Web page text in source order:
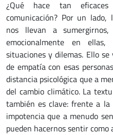
¿Qué hace tan
comunicación? Por un
nos llevan a
emocionalmente en
situaciones y dilemas. Ello
de empatía con esas
distancia psicológica que a
del cambio climático. La
también es clave: frente a
impotencia que a menudo
pueden hacernos sentir